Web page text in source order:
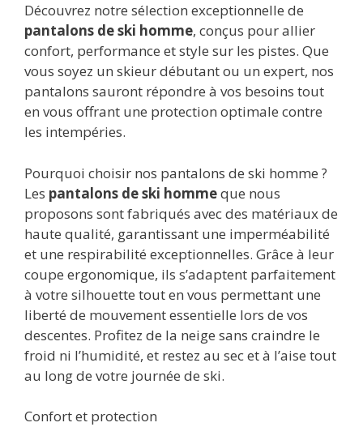
Découvrez notre sélection exceptionnelle de
pantalons de ski homme, conçus pour allier
confort, performance et style sur les pistes. Que
vous soyez un skieur débutant ou un expert, nos
pantalons sauront répondre à vos besoins tout
en vous offrant une protection optimale contre
les intempéries.
Pourquoi choisir nos pantalons de ski homme ?
Les pantalons de ski hommeque nous
proposons sont fabriqués avec des matériaux de
haute qualité, garantissant une imperméabilité
et une respirabilité exceptionnelles. Grâce à leur
coupe ergonomique, ils s’adaptent parfaitement
à votre silhouette tout en vous permettant une
liberté de mouvement essentielle lors de vos
descentes. Profitez de la neige sans craindre le
froid ni l’humidité, et restez au sec et à l’aise tout
au long de votre journée de ski.
Confort et protection